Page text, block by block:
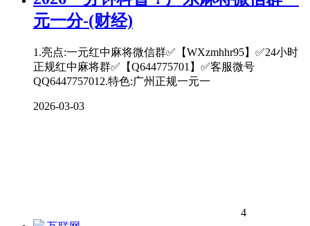
元一分-(财经)
1.亮点:一元红中麻将微信群✅【WXzmhhr95】✅24小时
正规红中麻将群✅【Q644775701】✅客服微号
QQ6447757012.特色:广州正规一元一
2026-03-03
4